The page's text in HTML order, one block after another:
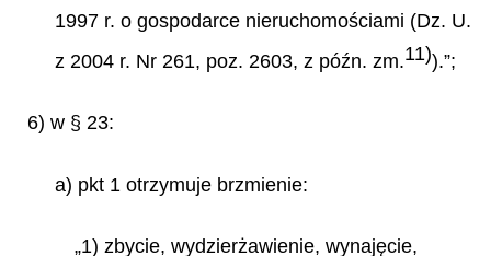
1997 r. o gospodarce nieruchomościami (Dz. U.
z 2004 r. Nr 261, poz. 2603, z późn. zm.11)).”;
6) w § 23:
a) pkt 1 otrzymuje brzmienie:
„1) zbycie, wydzierżawienie, wynajęcie,